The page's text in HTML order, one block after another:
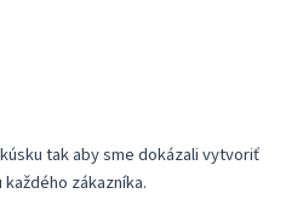
tak aby sme dokázali vytvoriť
zákazníka.